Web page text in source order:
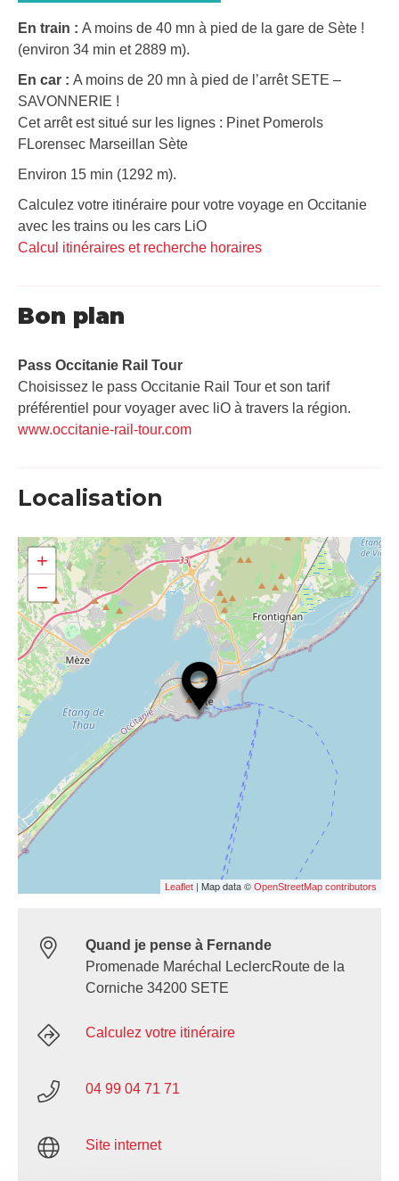
En train : A moins de 40 mn à pied de la gare de Sète !
(environ 34 min et 2889 m).
En car : A moins de 20 mn à pied de l’arrêt SETE –
SAVONNERIE !
Cet arrêt est situé sur les lignes : Pinet Pomerols
FLorensec Marseillan Sète
Environ 15 min (1292 m).
Calculez votre itinéraire pour votre voyage en Occitanie
avec les trains ou les cars LiO
Calcul itinéraires et recherche horaires
Bon plan
Pass Occitanie Rail Tour​
Choisissez le pass Occitanie Rail Tour et son tarif
préférentiel pour voyager avec liO à travers la région.
www.occitanie-rail-tour.com
Localisation
+
−
Leaflet | Map data © OpenStreetMap contributors
Quand je pense à Fernande
Promenade Maréchal LeclercRoute de la
Corniche 34200 SETE
Calculez votre itinéraire
04 99 04 71 71
Site internet